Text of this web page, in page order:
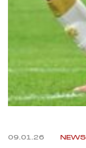
Party
09.01.26 NEWS